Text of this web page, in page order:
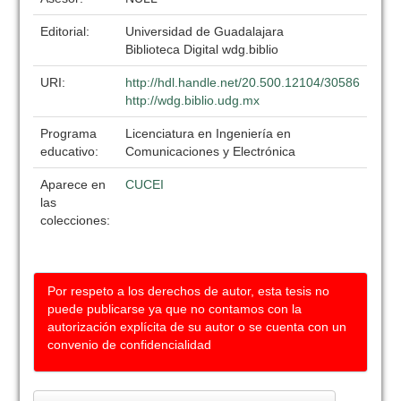
Editorial:
Universidad de Guadalajara
Biblioteca Digital wdg.biblio
URI:
http://hdl.handle.net/20.500.12104/30586
http://wdg.biblio.udg.mx
Programa
educativo:
Licenciatura en Ingeniería en
Comunicaciones y Electrónica
Aparece en
las
colecciones:
CUCEI
Por respeto a los derechos de autor, esta tesis no
puede publicarse ya que no contamos con la
autorización explícita de su autor o se cuenta con un
convenio de confidencialidad